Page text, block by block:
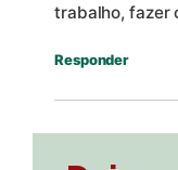
trabalho, fazer
Responder